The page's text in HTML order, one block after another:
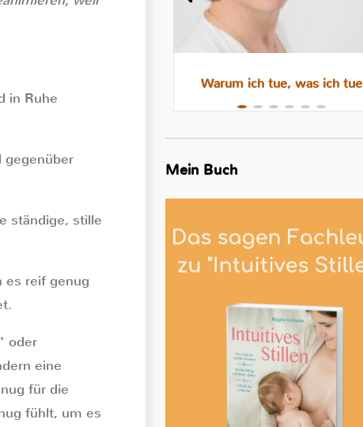
in Ruhe
gegenüber
ständige, stille
es reif genug
oder
eine
für die
fühlt, um es
dahinter, was hilft
Warum ich tue, was ich tue
Mein Buch